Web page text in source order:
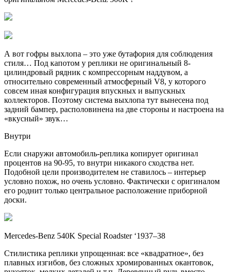
А вот гофры выхлопа – это уже бутафория для соблюдения
стиля… Под капотом у реплики не оригинальный 8-
цилиндровый рядник с компрессорным наддувом, а
относительно современный атмосферный V8, у которого
совсем иная конфигурация впускных и выпускных
коллекторов. Поэтому система выхлопа тут вынесена под
задний бампер, располовинена на две стороны и настроена на
«вкусный» звук…
Внутри​
Если снаружи автомобиль-реплика копирует оригинал
процентов на 90-95, то внутри никакого сходства нет.
Подобной цели производителем не ставилось – интерьер
условно похож, но очень условно. Фактически с оригиналом
его роднит только центральное расположение приборной
доски.
Mercedes-Benz 540K Special Roadster ‘1937–38
Стилистика реплики упрощенная: все «квадратное», без
плавных изгибов, без сложных хромированных окантовок,